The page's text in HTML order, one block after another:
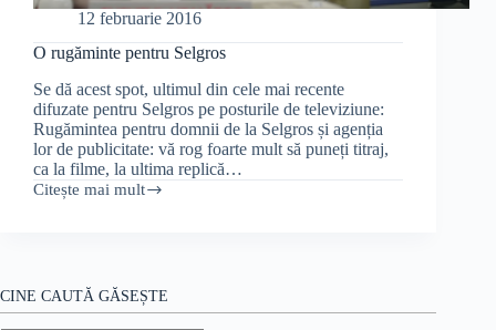
12 februarie 2016
O rugăminte pentru Selgros
Se dă acest spot, ultimul din cele mai recente
difuzate pentru Selgros pe posturile de televiziune:
Rugămintea pentru domnii de la Selgros și agenția
lor de publicitate: vă rog foarte mult să puneți titraj,
ca la filme, la ultima replică…
Citește mai mult
O
CINE CAUTĂ GĂSEȘTE